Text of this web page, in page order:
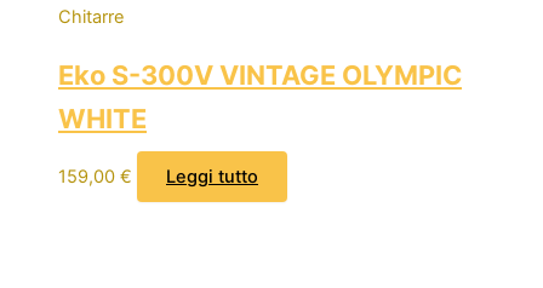
Chitarre
Eko S-300V VINTAGE OLYMPIC
WHITE
159,00 € Leggi tutto